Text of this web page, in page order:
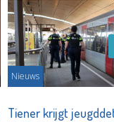
Nieuws
Tiener krijgt